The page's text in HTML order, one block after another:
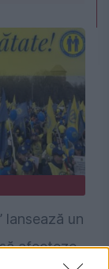
lansează un
afecteze